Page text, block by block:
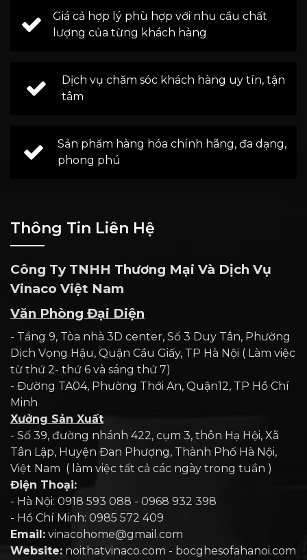
Giá cả hợp lý phù hợp với nhu cầu chất
lượng của từng khách hàng
Dịch vụ chăm sóc khách hàng uy tín, tận
tâm
Sản phẩm hàng hóa chính hãng, đa dạng,
phong phú
Thông Tin Liên Hệ
Công Ty TNHH Thương Mại Và Dịch Vụ
Vinaco Việt Nam
Văn Phòng Đại Diện
- Tầng 9, Tòa nhà 3D center, Số 3 Duy Tân, Phường
Dịch Vọng Hậu, Quận Cầu Giấy, TP Hà Nội ( Làm việc
từ thứ 2- thứ 6 và sáng thứ 7)
- Đường TA04, Phường Thới An, Quận12, TP Hồ Chí
Minh
Xưởng Sản Xuất
- Số 39, đường nhánh 422, cụm 3, thôn Hạ Hội, Xã
Tân Lập, Huyện Đan Phượng, Thành Phố Hà Nội,
Việt Nam ( làm việc tất cả các ngày trong tuần )
Điện Thoại:
- Hà Nội: 0918 593 088 - 0968 932 398
- Hồ Chí Minh: 0985 572 409
Email: vinacohome@gmail.com
Website: noithatvinaco.com - bocghesofahanoi.com